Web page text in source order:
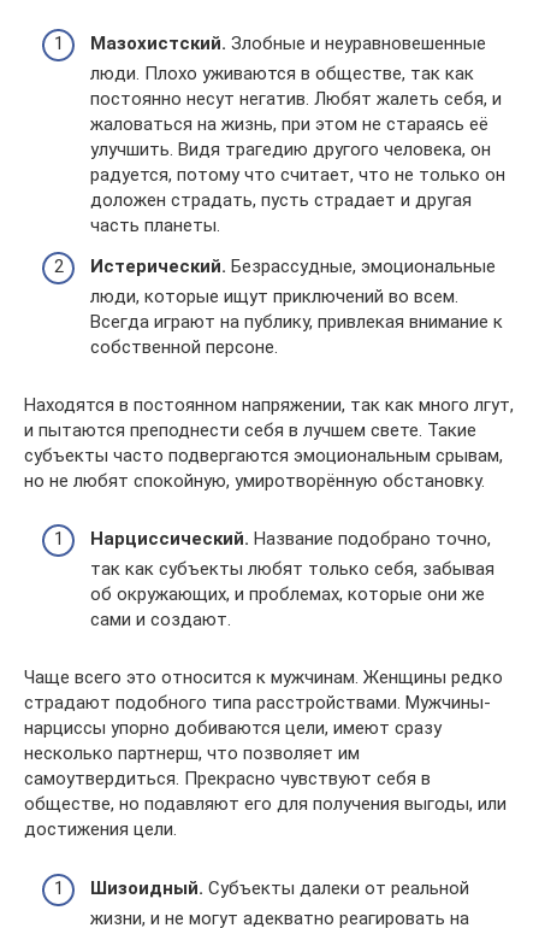
Мазохистский. Злобные и неуравновешенные
люди. Плохо уживаются в обществе, так как
постоянно несут негатив. Любят жалеть себя, и
жаловаться на жизнь, при этом не стараясь её
улучшить. Видя трагедию другого человека, он
радуется, потому что считает, что не только он
доложен страдать, пусть страдает и другая
часть планеты.
Истерический. Безрассудные, эмоциональные
люди, которые ищут приключений во всем.
Всегда играют на публику, привлекая внимание к
собственной персоне.
Находятся в постоянном напряжении, так как много лгут,
и пытаются преподнести себя в лучшем свете. Такие
субъекты часто подвергаются эмоциональным срывам,
но не любят спокойную, умиротворённую обстановку.
Нарциссический. Название подобрано точно,
так как субъекты любят только себя, забывая
об окружающих, и проблемах, которые они же
сами и создают.
Чаще всего это относится к мужчинам. Женщины редко
страдают подобного типа расстройствами. Мужчины-
нарциссы упорно добиваются цели, имеют сразу
несколько партнерш, что позволяет им
самоутвердиться. Прекрасно чувствуют себя в
обществе, но подавляют его для получения выгоды, или
достижения цели.
Шизоидный. Субъекты далеки от реальной
жизни, и не могут адекватно реагировать на